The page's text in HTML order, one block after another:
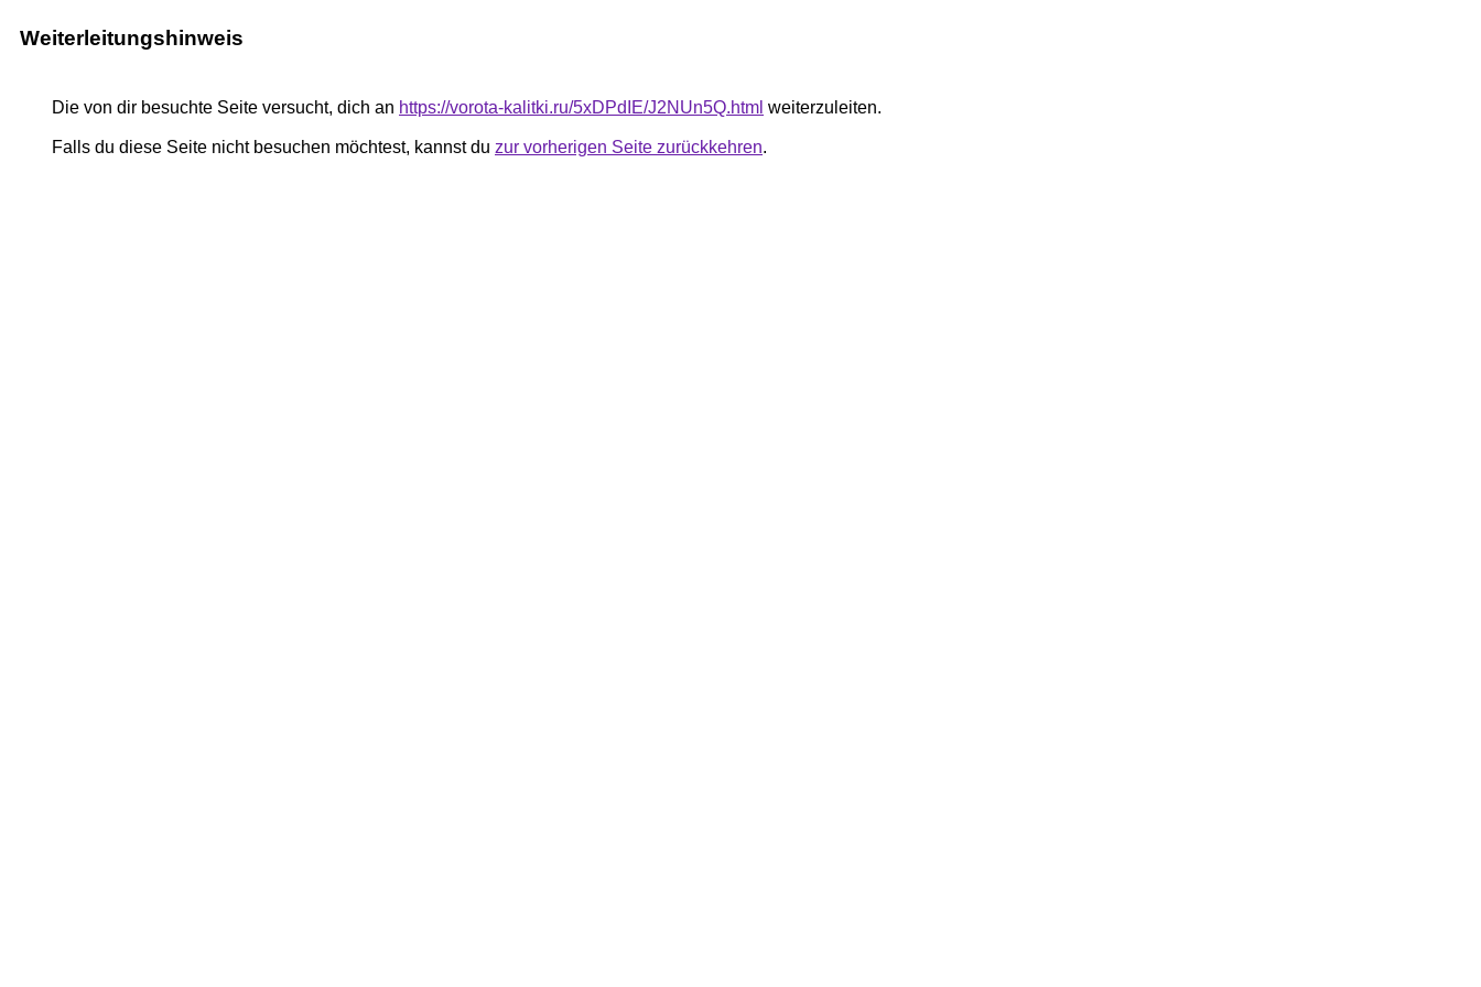
Weiterleitungshinweis
Die von dir besuchte Seite versucht, dich an https://vorota-kalitki.ru/5xDPdIE/J2NUn5Q.html weiterzuleiten.
Falls du diese Seite nicht besuchen möchtest, kannst du zur vorherigen Seite zurückkehren.